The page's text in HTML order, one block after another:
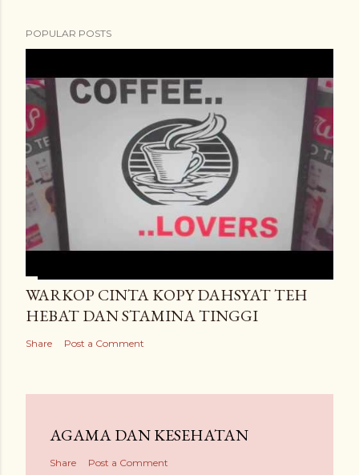
POPULAR POSTS
WARKOP CINTA KOPY DAHSYAT TEH
HEBAT DAN STAMINA TINGGI
Share Post a Comment
AGAMA DAN KESEHATAN
Share Post a Comment